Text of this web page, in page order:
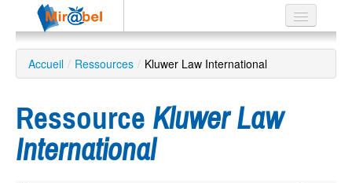
Le réseau
Soutien
Accueil / Ressources / Kluwer Law International
Ressource Kluwer Law
International